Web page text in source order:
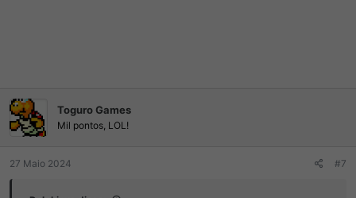
Toguro Games
Mil pontos, LOL!
27 Maio 2024 #7